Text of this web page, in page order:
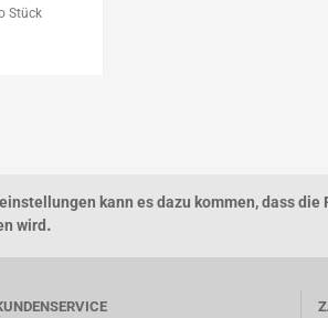
Stück
kann es dazu kommen, dass die
wird .